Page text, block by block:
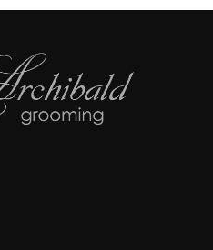
зон и хвоста
питомца